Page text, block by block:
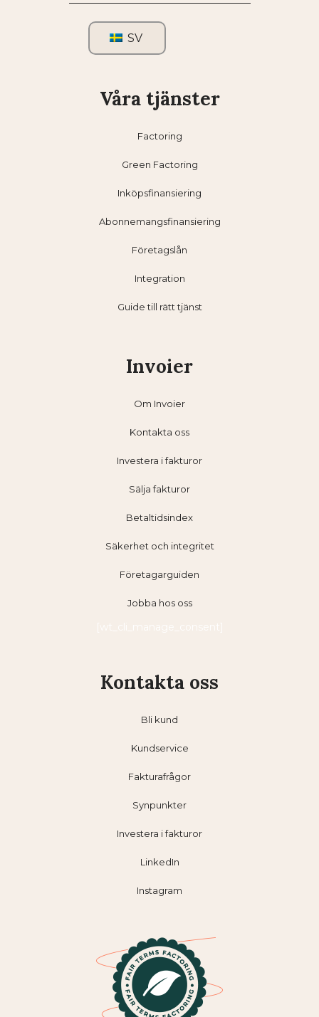
SV
Våra tjänster
Factoring
Green Factoring
Inköpsfinansiering
Abonnemangsfinansiering
Företagslån
Integration
Guide till rätt tjänst
Invoier
Om Invoier
Kontakta oss
Investera i fakturor
Sälja fakturor
Betaltidsindex
Säkerhet och integritet
Företagarguiden
Jobba hos oss
Kontakta oss
Bli kund
Kundservice
Fakturafrågor
Synpunkter
Investera i fakturor
LinkedIn
Instagram